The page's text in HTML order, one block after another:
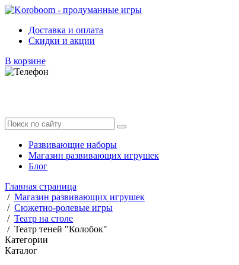
Доставка и оплата
Скидки и акции
В корзине
Развивающие наборы
Магазин развивающих игрушек
Блог
Главная страница
/ Магазин развивающих игрушек
/ Сюжетно-ролевые игры
/ Театр на столе
/ Театр теней "Колобок"
Категории
Каталог